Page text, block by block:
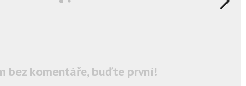
bez komentáře, buďte první!